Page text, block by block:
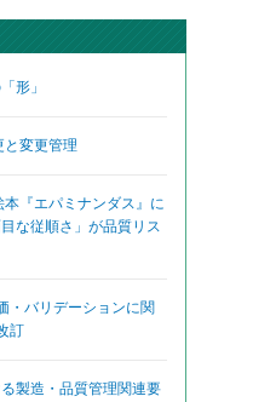
形」
と変更管理
『エパミナンダス』に
な従順さ」が品質リス
・バリデーションに関
訂
製造・品質管理関連要